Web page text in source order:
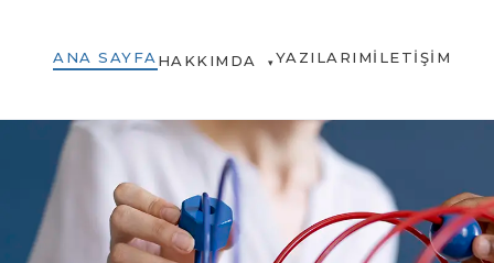
ANA SAYFA HAKKIMDA ▾YAZILARIMİLETIŞIM